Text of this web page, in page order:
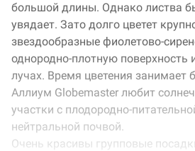
большой длины. Однако листва
увядает. Зато долго цветет
звездообразные фиолетово-
однородно-плотную поверхность
лучах. Время цветения занимает
Аллиум Globemaster любит
участки с плодородно-
нейтральной почвой.
Очень красивы групповые